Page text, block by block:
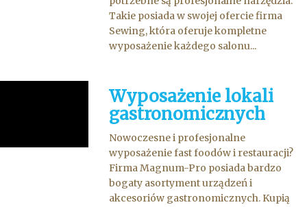
Takie posiada w swojej ofercie firma
Sewing, która oferuje kompletne
wyposażenie każdego salonu...
Wyposażenie lokali
gastronomicznych
Nowoczesne i profesjonalne
wyposażenie fast foodów i restauracji?
Firma Magnum-Pro posiada bardzo
bogaty asortyment urządzeń i
akcesoriów gastronomicznych. Kupią